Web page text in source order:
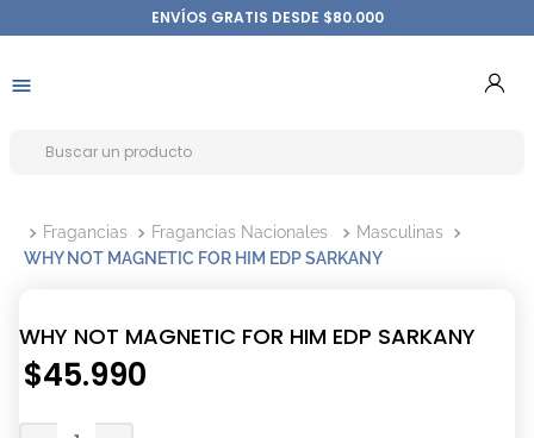
ENVÍOS GRATIS DESDE $80.000
Fragancias Fragancias Nacionales
Masculinas
WHY NOT MAGNETIC FOR HIM EDP SARKANY
WHY NOT MAGNETIC FOR HIM EDP SARKANY
$45.990